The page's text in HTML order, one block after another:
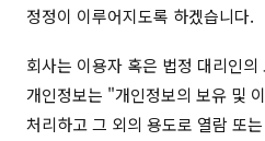
정정이 이루어지도록 하겠습니다.
회사는 이용자 혹은 법정 대리인
개인정보는 "개인정보의 보유 및
처리하고 그 외의 용도로 열람 또